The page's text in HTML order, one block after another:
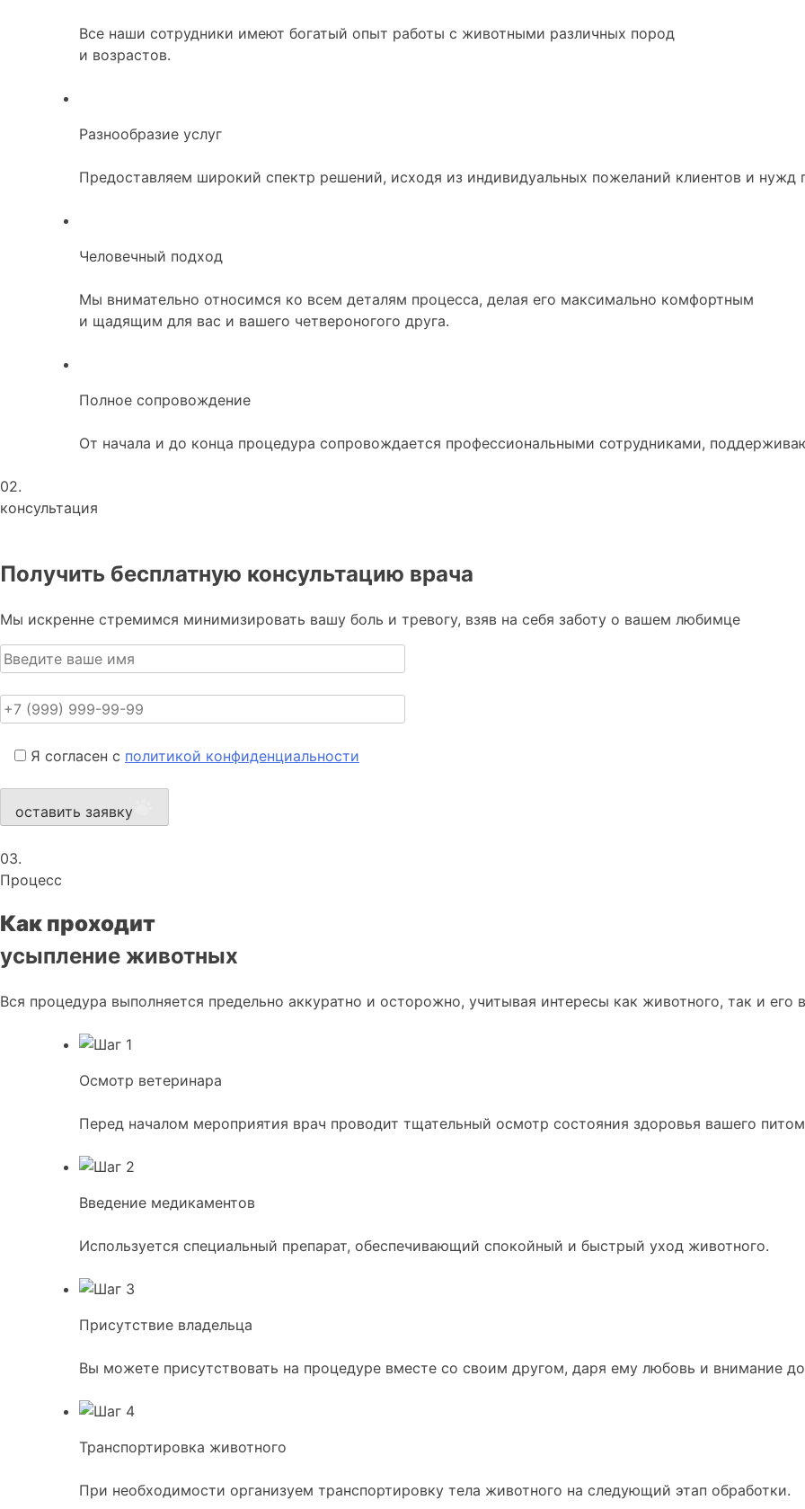
Все наши сотрудники имеют богатый опыт работы с животными различных пород
и возрастов.
Разнообразие услуг
Предоставляем широкий спектр решений, исходя из индивидуальных пожеланий клиентов и нужд
Человечный подход
Мы внимательно относимся ко всем деталям процесса, делая его максимально комфортным
и щадящим для вас и вашего четвероногого друга.
Полное сопровождение
От начала и до конца процедура сопровождается профессиональными сотрудниками,
02.
консультация
Получить бесплатную консультацию врача
Мы искренне стремимся минимизировать вашу боль и тревогу, взяв на себя заботу о вашем любимце
Я согласен с политикой конфиденциальности
оставить заявку
03.
Процесс
Как проходит
усыпление животных
Вся процедура выполняется предельно аккуратно и осторожно, учитывая интересы как животного, так и его
Осмотр ветеринара
Перед началом мероприятия врач проводит тщательный осмотр состояния здоровья вашего
Введение медикаментов
Используется специальный препарат, обеспечивающий спокойный и быстрый уход животного.
Присутствие владельца
Вы можете присутствовать на процедуре вместе со своим другом, даря ему любовь и внимание
Транспортировка животного
При необходимости организуем транспортировку тела животного на следующий этап обработки.